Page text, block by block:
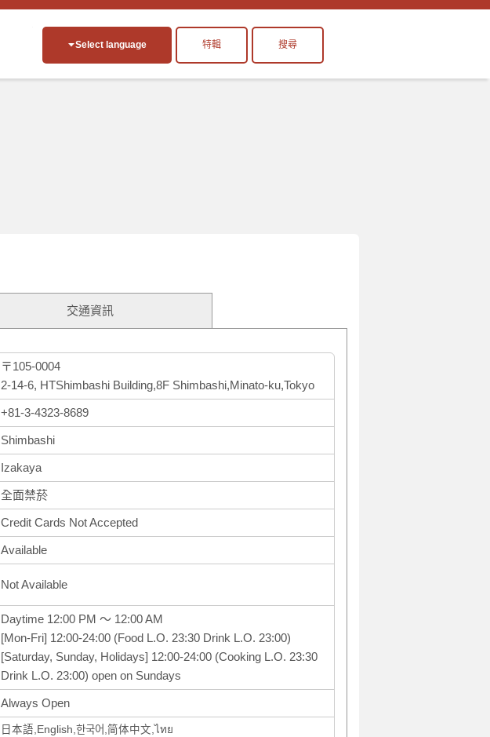
Select language 特輯 搜尋
交通資訊
〒105-0004
2-14-6, HTShimbashi Building,8F Shimbashi,Minato-ku,Tokyo
+81-3-4323-8689
Shimbashi
Izakaya
全面禁菸
Credit Cards Not Accepted
Available
Not Available
Daytime 12:00 PM ～ 12:00 AM
[Mon-Fri] 12:00-24:00 (Food L.O. 23:30 Drink L.O. 23:00)
[Saturday, Sunday, Holidays] 12:00-24:00 (Cooking L.O. 23:30
Drink L.O. 23:00) open on Sundays
Always Open
日本語,English,한국어,简体中文,ไทย